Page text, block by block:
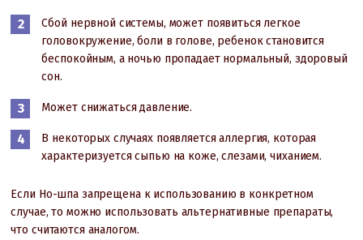
Сбой нервной системы, может появиться легкое
головокружение, боли в голове, ребенок становится
беспокойным, а ночью пропадает нормальный, здоровый
сон.
Может снижаться давление.
В некоторых случаях появляется аллергия, которая
характеризуется сыпью на коже, слезами, чиханием.
Если Но-шпа запрещена к использованию в конкретном
случае, то можно использовать альтернативные препараты,
что считаются аналогом.